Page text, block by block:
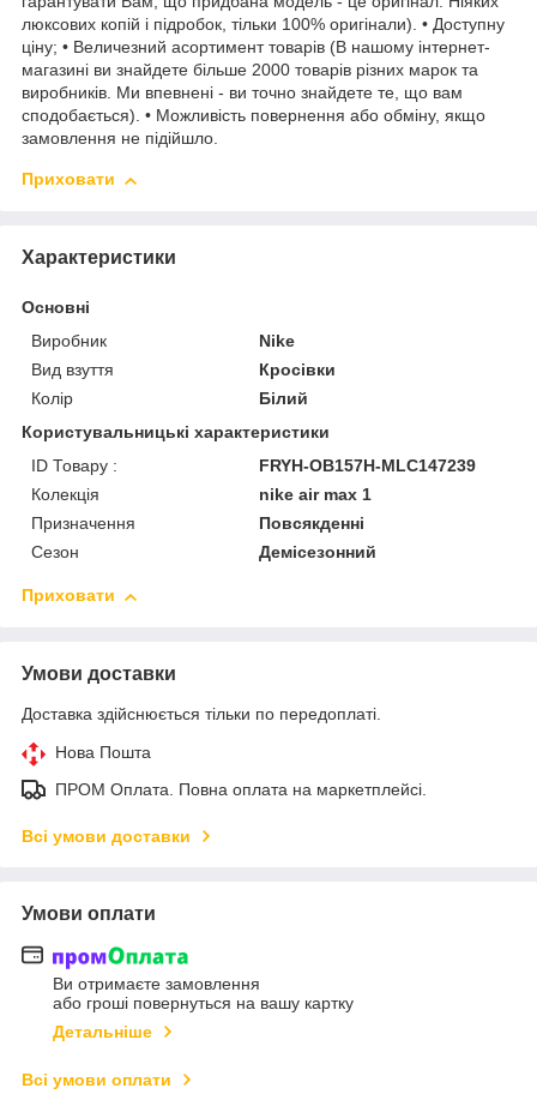
люксових копій і підробок, тільки 100% оригінали). • Доступну
ціну; • Величезний асортимент товарів (В нашому інтернет-
магазині ви знайдете більше 2000 товарів різних марок та
виробників. Ми впевнені - ви точно знайдете те, що вам
сподобається). • Можливість повернення або обміну, якщо
замовлення не підійшло.
Приховати
Характеристики
Основні
Виробник
Nike
Вид взуття
Кросівки
Колір
Білий
Користувальницькі характеристики
ID Товару :
FRYH-OB157H-MLC147239
Колекція
nike air max 1
Призначення
Повсякденні
Сезон
Демісезонний
Приховати
Умови доставки
Доставка здійснюється тільки по передоплаті.
Нова Пошта
ПРОМ Оплата. Повна оплата на маркетплейсі.
Всі умови доставки
Умови оплати
Ви отримаєте замовлення
або гроші повернуться на вашу картку
Детальніше
Всі умови оплати